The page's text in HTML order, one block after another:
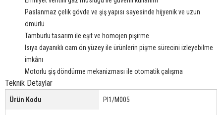
Paslanmaz çelik gövde ve şiş yapısı sayesinde hijyenik ve uzun
ömürlü
Tamburlu tasarım ile eşit ve homojen pişirme
Isıya dayanıklı cam ön yüzey ile ürünlerin pişme sürecini izleyebilme
imkânı
Motorlu şiş döndürme mekanizması ile otomatik çalışma
Teknik Detaylar
Ürün Kodu PI1/M005